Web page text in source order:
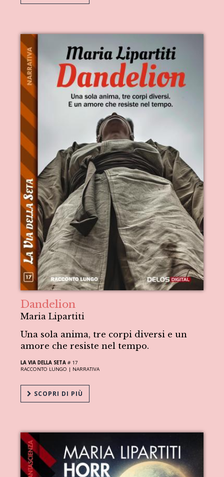
Dandelion
Maria Lipartiti
Una sola anima, tre corpi diversi e un
amore che resiste nel tempo.
LA VIA DELLA SETA # 17
RACCONTO LUNGO | NARRATIVA
SCOPRI DI PIÙ